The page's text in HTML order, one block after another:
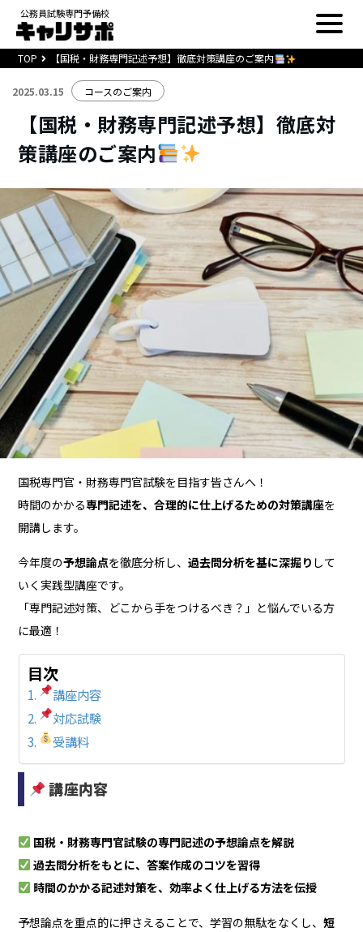
公務員試験専門予備校
TOP 【国税・財務専門記述予想】徹底対策講座のご案内
2025.03.15 コースのご案内
【国税・財務専門記述予想】徹底対
策講座のご案内
国税専門官・財務専門官試験を目指す皆さんへ！
時間のかかる専門記述を、合理的に仕上げるための対策講座を
開講します。
今年度の予想論点を徹底分析し、過去問分析を基に深掘り して
いく実践型講座です。
「専門記述対策、どこから手をつけるべき？」と悩んでいる方
に最適！
目次
講座内容
対応試験
受講料
講座内容
国税・財務専門官試験の専門記述の予想論点を解説
過去問分析をもとに、答案作成のコツを習得
時間のかかる記述対策を、効率よく仕上げる方法を伝授
予想論点を重点的に押さえることで、学習の無駄をなくし、短